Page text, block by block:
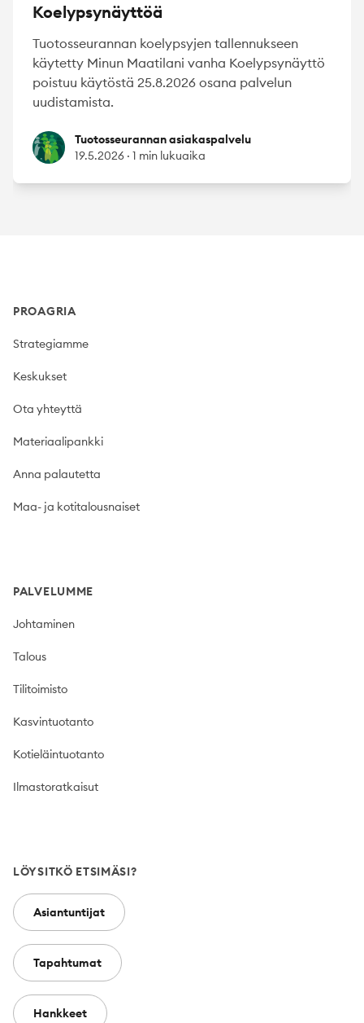
Koelypsynäyttöä
Tuotosseurannan koelypsyjen tallennukseen
käytetty Minun Maatilani vanha Koelypsynäyttö
poistuu käytöstä 25.8.2026 osana palvelun
uudistamista.
Tuotosseurannan asiakaspalvelu
Tuotosseurannan asiakaspalvelu
19.5.2026 · 1 min lukuaika
PROAGRIA
Strategiamme
Keskukset
Ota yhteyttä
Materiaalipankki
Anna palautetta
Maa- ja kotitalousnaiset
PALVELUMME
Johtaminen
Talous
Tilitoimisto
Kasvintuotanto
Kotieläintuotanto
Ilmastoratkaisut
LÖYSITKÖ ETSIMÄSI?
Asiantuntijat
Tapahtumat
Hankkeet